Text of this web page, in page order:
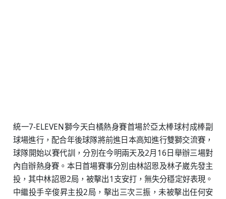
統一7-ELEVEN獅今天白橘熱身賽首場於亞太棒球村成棒副
球場進行，配合年後球隊將前進日本高知進行雙獅交流賽，
球隊開始以賽代訓，分別在今明兩天及2月16日舉辦三場對
內自辦熱身賽。本日首場賽事分別由林詔恩及林子崴先發主
投，其中林詔恩2局，被擊出1支安打，無失分穩定好表現。
中繼投手辛俊昇主投2局，擊出三次三振，未被擊出任何安